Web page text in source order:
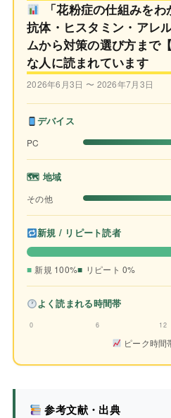
「花粉症の仕組みを
抗体・ヒスタミン・アレ
ムから対策の選び方まで
な人に読まれています
2026年6月3日 〜 2026年7月3日
デバイス
PC
🗺 地域
その他
新規 / リピート読者
新規 100% リピート 0%
よく読まれる時間帯
0 6 12
ピーク時間
参考文献・出典